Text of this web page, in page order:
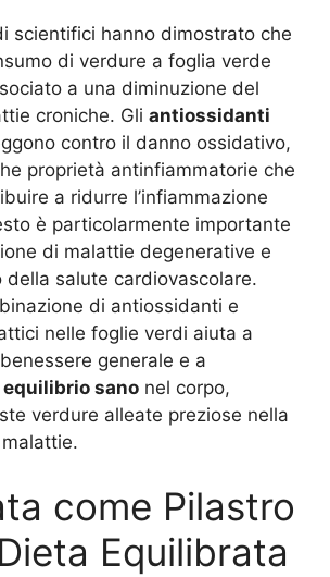
scientifici hanno dimostrato che
di verdure a foglia verde
a una diminuzione del
croniche. Gli antiossidanti
contro il danno ossidativo,
proprietà antinfiammatorie che
a ridurre l’infiammazione
è particolarmente importante
di malattie degenerative e
della salute cardiovascolare.
di antiossidanti e
nelle foglie verdi aiuta a
generale e a
equilibrio sano nel corpo,
verdure alleate preziose nella
come Pilastro
Equilibrata